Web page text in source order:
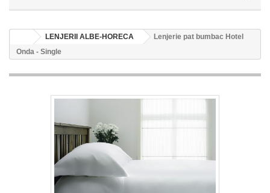
LENJERII ALBE-HORECA
Lenjerie pat bumbac Hotel
Onda - Single